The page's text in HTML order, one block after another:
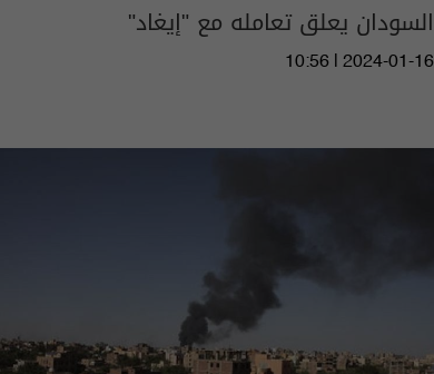
السودان يعلق تعامله مع "إيغاد"
10:56 | 2024-01-16